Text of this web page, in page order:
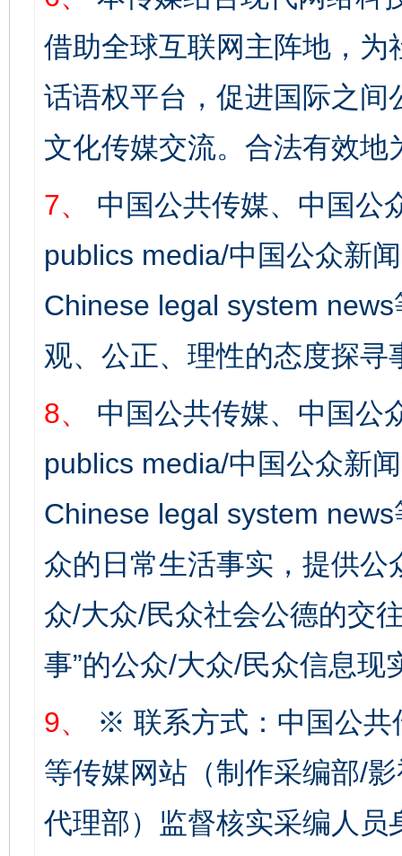
借助全球互联网主阵地，
话语权平台，促进国际之
文化传媒交流。合法有效地
7、
中国公共传媒、中国公
publics media/中国公众新
Chinese legal system
观、公正、理性的态度探寻
8、
中国公共传媒、中国公
publics media/中国公众新
Chinese legal system
众的日常生活事实，提供
众/大众/民众社会公德的交
事”的公众/大众/民众信息现
9、
※ 联系方式：中国公共
等传媒网站（制作采编部/
代理部）监督核实采编人员